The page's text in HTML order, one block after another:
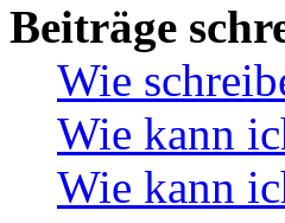
Beiträge
Wie
Wie kann
Wie kann